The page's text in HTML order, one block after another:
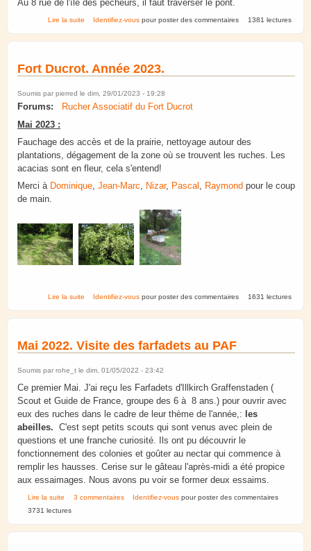
Au 8 rue de l'île des pêcheurs, il faut traverser le pont.
Lire la suite de Rucher d'Ostwald
Identifiez-vous pour poster des commentaires 1381 lectures
Fort Ducrot. Année 2023.
Soumis par pierred le dim, 29/01/2023 - 19:28
Forums:
Rucher Associatif du Fort Ducrot
Mai 2023 :
Fauchage des accès et de la prairie, nettoyage autour des
plantations, dégagement de la zone où se trouvent les ruches. Les
acacias sont en fleur, cela s'entend!
Merci à Dominique Jean-Marc Nizar, Pascal Raymond pour le coup
de main.
Lire la suite de Fort Ducrot. Année 2023.
Identifiez-vous pour poster des commentaires 1631 lectures
Mai 2022. Visite des farfadets au PAF
Soumis par rohe_t le dim, 01/05/2022 - 23:42
Ce premier Mai. J'ai reçu les Farfadets d'Illkirch Graffenstaden (
Scout et Guide de France, groupe des 6 à 8 ans.) pour ouvrir avec
eux des ruches dans le cadre de leur thème de l'année,: les
abeilles. C'est sept petits scouts qui sont venus avec plein de
questions et une franche curiosité. Ils ont pu découvrir le
fonctionnement des colonies et goûter au nectar qui commence à
remplir les hausses. Cerise sur le gâteau l'après-midi a été propice
aux essaimages. Nous avons pu voir se former deux essaims.
Lire la suite de Mai 2022. Visite des farfadets au PAF
3 commentaires Identifiez-vous pour poster des commentaires
3731 lectures